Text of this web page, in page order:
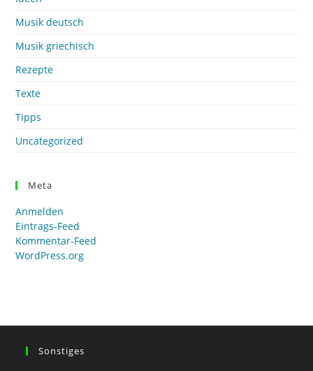
Musik deutsch
Musik griechisch
Rezepte
Texte
Tipps
Uncategorized
Meta
Anmelden
Eintrags-Feed
Kommentar-Feed
WordPress.org
Sonstiges